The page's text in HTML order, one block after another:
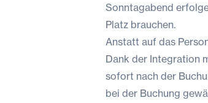
Sonntagabend
Platz brauchen.
Anstatt auf das
Dank der Integration
sofort nach der
bei der Buchung